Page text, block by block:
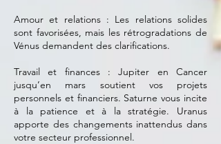
Amour et relations : Les relations solides
sont favorisées, mais les rétrogradations de
Vénus demandent des clarifications.
Travail et finances : Jupiter en Cancer
jusqu’en mars soutient vos projets
personnels et financiers. Saturne vous incite
à la patience et à la stratégie. Uranus
apporte des changements inattendus dans
votre secteur professionnel.